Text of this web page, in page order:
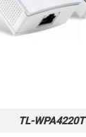
TL-WPA4220T